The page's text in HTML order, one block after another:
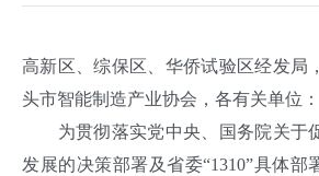
高新区、综保区、华侨试验区经发局
头市智能制造产业协会，各有关单位：
为贯彻落实党中央、国务院关于
发展的决策部署及省委“1310”具体部